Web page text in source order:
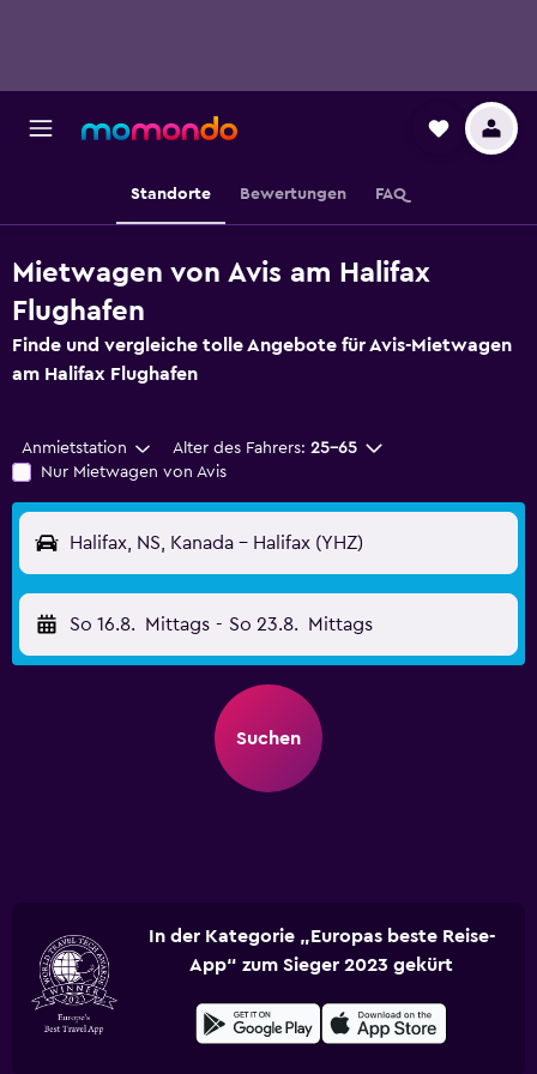
Standorte Bewertungen FAQ
Mietwagen von Avis am Halifax
Flughafen
Finde und vergleiche tolle Angebote für Avis-Mietwagen
am Halifax Flughafen
Anmietstation Alter des Fahrers: 25-65
Nur Mietwagen von Avis
Halifax, NS, Kanada - Halifax (YHZ)
So 16.8. Mittags - So 23.8. Mittags
Suchen
In der Kategorie „Europas beste Reise-
App“ zum Sieger 2023 gekürt